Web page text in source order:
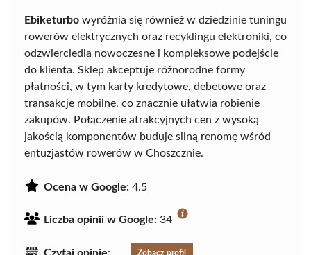
Ebiketurbo wyróżnia się również w dziedzinie tuningu
rowerów elektrycznych oraz recyklingu elektroniki, co
odzwierciedla nowoczesne i kompleksowe podejście
do klienta. Sklep akceptuje różnorodne formy
płatności, w tym karty kredytowe, debetowe oraz
transakcje mobilne, co znacznie ułatwia robienie
zakupów. Połączenie atrakcyjnych cen z wysoką
jakością komponentów buduje silną renomę wśród
entuzjastów rowerów w Choszcznie.
Ocena w Google: 4.5
Liczba opinii w Google: 34
Zobacz profil